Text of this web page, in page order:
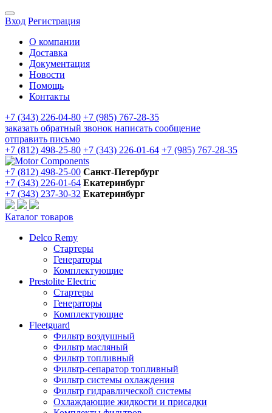
Вход Регистрация
О компании
Доставка
Документация
Новости
Помощь
Контакты
+7 (343) 226-04-80 +7 (985) 767-28-35
заказать обратный звонок написать сообщение
отправить письмо
+7 (812) 498-25-80 +7 (343) 226-01-64 +7 (985) 767-28-35
+7 (812) 498-25-00 Санкт-Петербург
+7 (343) 226-01-64 Екатеринбург
+7 (343) 237-30-32 Екатеринбург
Каталог товаров
Delco Remy
Стартеры
Генераторы
Комплектующие
Prestolite Electric
Стартеры
Генераторы
Комплектующие
Fleetguard
Фильтр воздушный
Фильтр масляный
Фильтр топливный
Фильтр-сепаратор топливный
Фильтр системы охлаждения
Фильтр гидравлической системы
Охлаждающие жидкости и присадки